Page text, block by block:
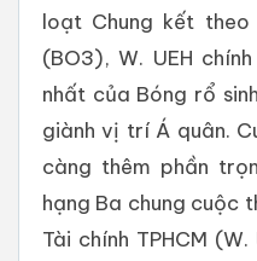
loạt Chung kết
(BO3), W. UEH
nhất của Bóng rổ
giành vị trí Á quân.
càng thêm phần
hạng Ba chung cuộc
Tài chính TPHCM